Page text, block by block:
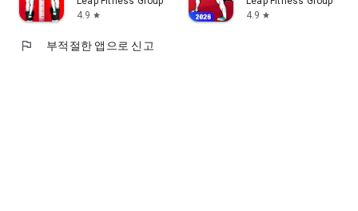
4.9 star
4.9 star
flag 부적절한 앱으로 신고